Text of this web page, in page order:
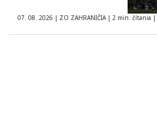
07. 08. 2026 | ZO ZAHRANIČIA | 2 min. čítania |